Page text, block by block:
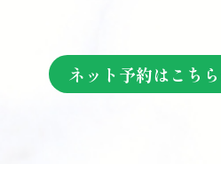
ネット予約はこち